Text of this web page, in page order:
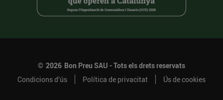
© 2026 Bon Preu SAU - Tots els drets reservats
Condicions d’ús
Política de privacitat Ús de cookies